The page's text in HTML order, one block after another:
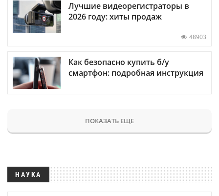
Лучшие видеорегистраторы в
2026 году: хиты продаж
48903
Как безопасно купить б/у
смартфон: подробная инструкция
ПОКАЗАТЬ ЕЩЕ
НАУКА